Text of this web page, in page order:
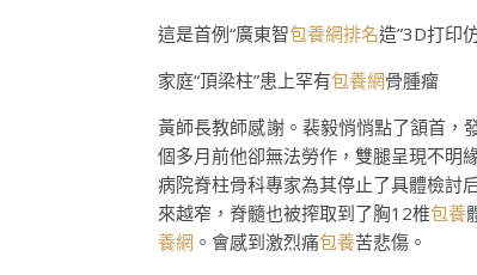
這是首例“廣東智包養網排名造”3D打印
家庭“頂梁柱”患上罕有包養網骨腫瘤
黃師長教師感謝。裴毅悄悄點了頷首，
個多月前他卻無法勞作，雙腿呈現不明
病院脊柱骨科專家為其停止了具體檢討
來越窄，脊髓也被搾取到了胸12椎包養
養網 。會感到激烈痛包養苦悲傷。